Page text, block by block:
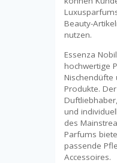
Beauty-
nutzen.
Essenza
hochwertige
Nischendüfte
Produkte.
und
des
Parfums
passende
Accessoires.